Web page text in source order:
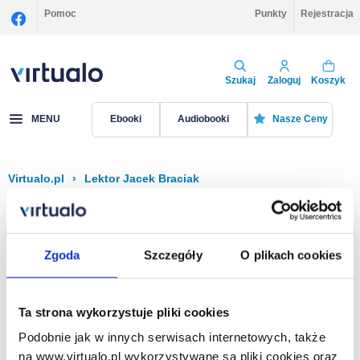
Zgoda Szczegóły O plikach cookies
Ta strona wykorzystuje pliki cookies
Podobnie jak w innych serwisach internetowych, także
na www.virtualo.pl wykorzystywane są pliki cookies oraz
Pomoc Punkty Rejestracja
Szukaj Zaloguj Koszyk
MENU Ebooki Audiobooki Nasze Ceny
Virtualo.pl › Lektor Jacek Braciak
Filtruj Sortuj
Na stronie